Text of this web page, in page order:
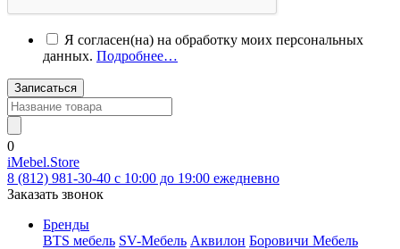
Я согласен(на) на обработку моих персональных
данных. Подробнее…
Записаться
0
iMebel.Store
8 (812) 981-30-40 c 10:00 до 19:00 ежедневно
Заказать звонок
Бренды
BTS мебель SV-Мебель Аквилон Боровичи Мебель